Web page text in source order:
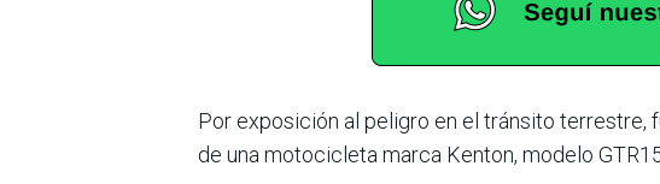
Por exposición al peligro en el tránsito terrestre,
de una motocicleta marca Kenton, modelo